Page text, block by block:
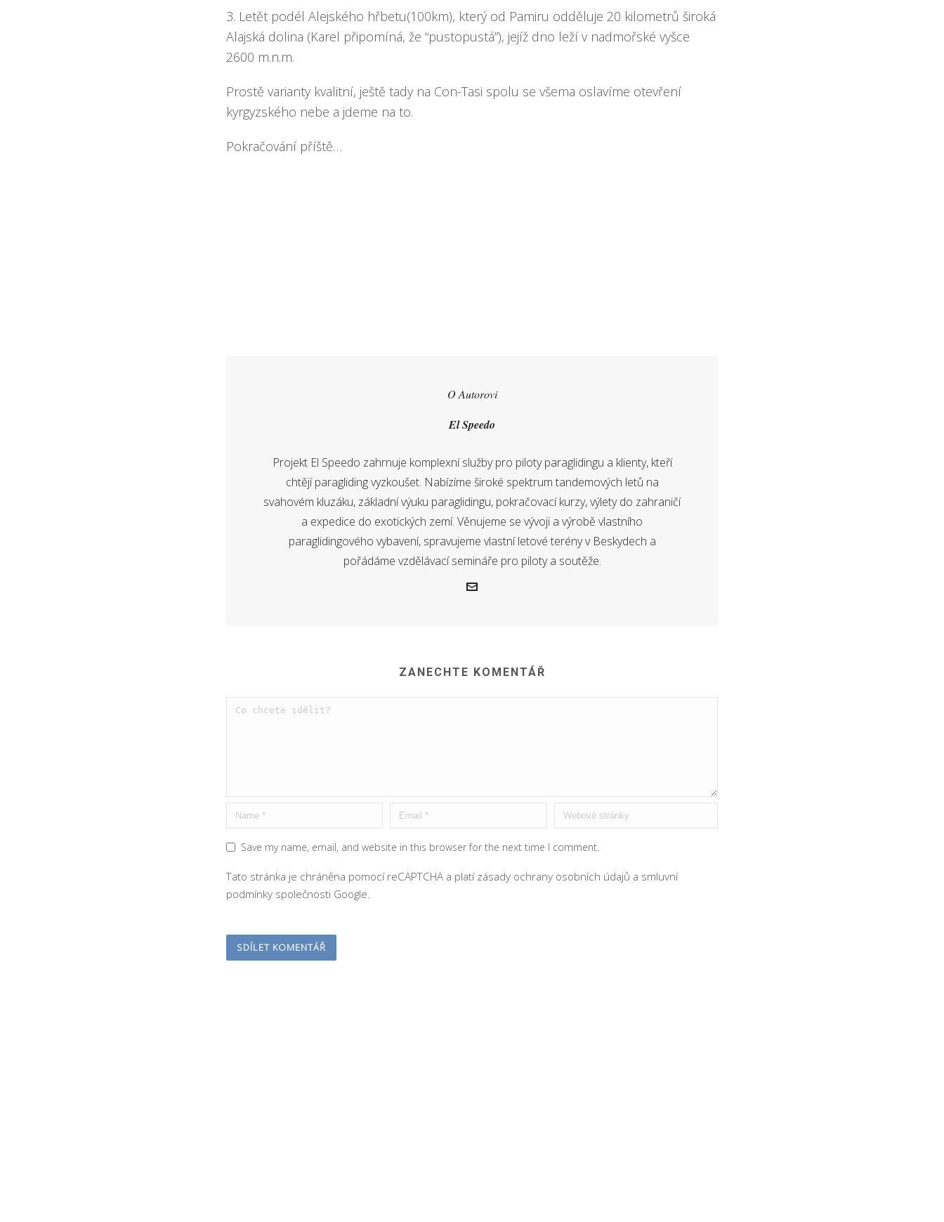
3. Letět podél Alejského hřbetu(100km), který od Pamiru odděluje 20 kilometrů široká
Alajská dolina (Karel připomíná, že “pustopustá”), jejíž dno leží v nadmořské vyšce
2600 m.n.m.
Prostě varianty kvalitní, ještě tady na Con-Tasi spolu se všema oslavíme otevření
kyrgyzského nebe a jdeme na to.
Pokračování příště…
O Autorovi
El Speedo
Projekt El Speedo zahrnuje komplexní služby pro piloty paraglidingu a klienty, kteří
chtějí paragliding vyzkoušet. Nabízíme široké spektrum tandemových letů na
svahovém kluzáku, základní výuku paraglidingu, pokračovací kurzy, výlety do zahraničí
a expedice do exotických zemí. Věnujeme se vývoji a výrobě vlastního
paraglidingového vybavení, spravujeme vlastní letové terény v Beskydech a
pořádáme vzdělávací semináře pro piloty a soutěže.
ZANECHTE KOMENTÁŘ
Save my name, email, and website in this browser for the next time I comment.
Tato stránka je chráněna pomocí reCAPTCHA a platí zásady ochrany osobních údajů a smluvní
podmínky společnosti Google.